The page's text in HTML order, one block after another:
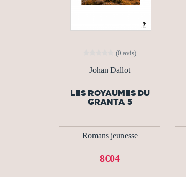
(0 avis)
Johan Dallot
LES ROYAUMES DU
GRANTA 5
Romans jeunesse
8€04